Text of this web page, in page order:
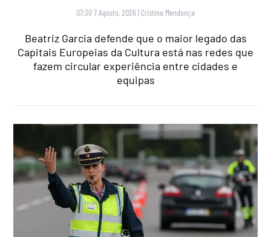
07:30 7 Agosto, 2026 | Cristina Mendonça
Beatriz Garcia defende que o maior legado das
Capitais Europeias da Cultura está nas redes que
fazem circular experiência entre cidades e
equipas